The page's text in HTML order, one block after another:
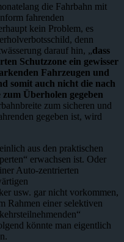
die Fahrbahn mit
fahrenden
kein Problem, es
denn
darauf hin, „dass
Schutzzone ein gewisser
Fahrzeugen und
somit auch nicht die nach
Überholen gegeben
zum sicheren und
gegeben ist, wird
aus den praktischen
erwachsen ist. Oder
Auto-zentrierten
usw. gar nicht vorkommen,
Rahmen einer selektiven
könnte man eigentlich